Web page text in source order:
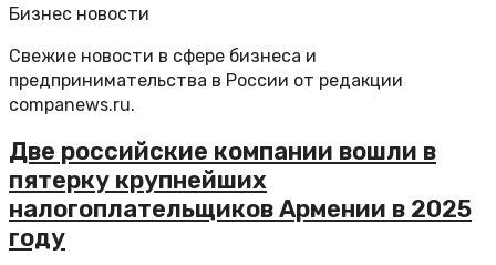
Бизнес новости
Свежие новости в сфере бизнеса и
предпринимательства в России от редакции
companews.ru.
Две российские компании вошли в
пятерку крупнейших
налогоплательщиков Армении в 2025
году